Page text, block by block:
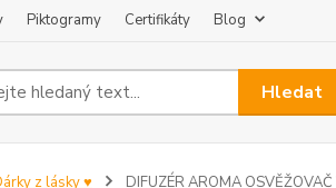
Piktogramy Certifikáty Blog
Hledat
z lásky ♥ DIFUZÉR AROMA